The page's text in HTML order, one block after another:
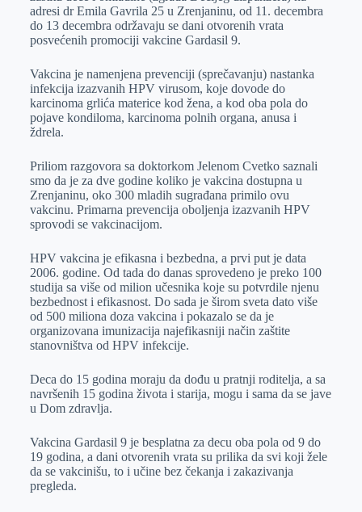
rn
A
p
i
l
adresi dr Emila Gavrila 25 u Zrenjaninu, od 11. decembra
do 13 decembra održavaju se dani otvorenih vrata
posvećenih promociji vakcine Gardasil 9.
Vakcina je namenjena prevenciji (sprečavanju) nastanka
infekcija izazvanih HPV virusom, koje dovode do
karcinoma grlića materice kod žena, a kod oba pola do
pojave kondiloma, karcinoma polnih organa, anusa i
ždrela.
Priliom razgovora sa doktorkom Jelenom Cvetko saznali
smo da je za dve godine koliko je vakcina dostupna u
Zrenjaninu, oko 300 mladih sugrađana primilo ovu
vakcinu. Primarna prevencija oboljenja izazvanih HPV
sprovodi se vakcinacijom.
HPV vakcina je efikasna i bezbedna, a prvi put je data
2006. godine. Od tada do danas sprovedeno je preko 100
studija sa više od milion učesnika koje su potvrdile njenu
bezbednost i efikasnost. Do sada je širom sveta dato više
od 500 miliona doza vakcina i pokazalo se da je
organizovana imunizacija najefikasniji način zaštite
stanovništva od HPV infekcije.
Deca do 15 godina moraju da dođu u pratnji roditelja, a sa
navršenih 15 godina života i starija, mogu i sama da se jave
u Dom zdravlja.
Vakcina Gardasil 9 je besplatna za decu oba pola od 9 do
19 godina, a dani otvorenih vrata su prilika da svi koji žele
da se vakcinišu, to i učine bez čekanja i zakazivanja
pregleda.